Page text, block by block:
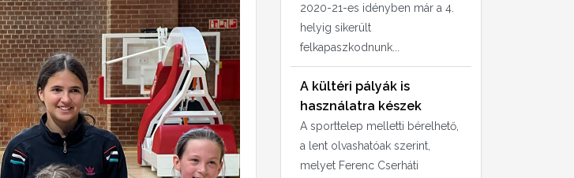
2020-21-es idényben már a 4.
helyig sikerült
felkapaszkodnunk...
A kültéri pályák is
használatra készek
A sporttelep melletti bérelhető,
a lent olvashatóak szerint,
melyet Ferenc Cserháti